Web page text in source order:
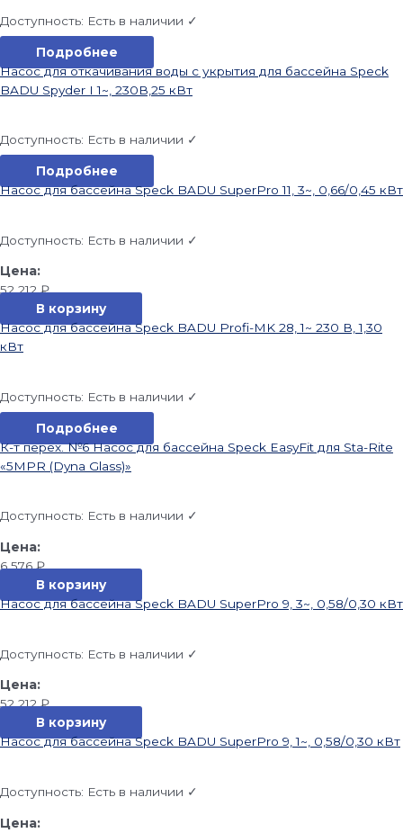
Доступность: Есть в наличии ✓
Подробнее
Насос для откачивания воды с укрытия для бассейна Speck
BADU Spyder I 1~, 230В,25 кВт
Доступность: Есть в наличии ✓
Подробнее
Насос для бассейна Speck BADU SuperPro 11, 3~, 0,66/0,45 кВт
Доступность: Есть в наличии ✓
52 212₽
В корзину
Насос для бассейна Speck BADU Profi-MK 28, 1~ 230 В, 1,30
кВт
Доступность: Есть в наличии ✓
Подробнее
К-т перех. №6 Насос для бассейна Speck EasyFit для Sta-Rite
«5MPR (Dyna Glass)»
Доступность: Есть в наличии ✓
6 576₽
В корзину
Насос для бассейна Speck BADU SuperPro 9, 3~, 0,58/0,30 кВт
Доступность: Есть в наличии ✓
52 212₽
В корзину
Насос для бассейна Speck BADU SuperPro 9, 1~, 0,58/0,30 кВт
Доступность: Есть в наличии ✓